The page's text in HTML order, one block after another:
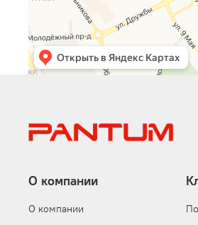
О компании
О компании